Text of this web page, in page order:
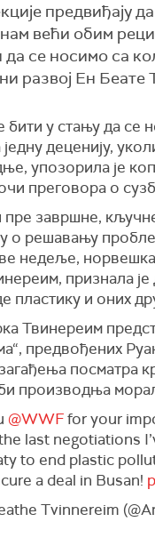
предвиђају
већи обим
се носимо са
развој Ен Беате
бити у стању да се
једнудеценију,
упозорила је
преговора о
пре завршне,
о решавању
недеље,
признала
пластику и оних
Твинереим
“, предвођених
посматра
производња
@WWFfor your
last negotiations
to end plastic
a deal in Busan!
Tvinnereim